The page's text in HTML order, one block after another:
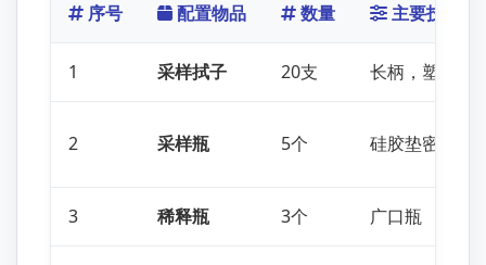
序号 配置物品 数量 主要技术指
1 采样拭子 20支 长柄，塑料管
2 采样瓶 5个 硅胶垫密封，
3 稀释瓶 3个 广口瓶